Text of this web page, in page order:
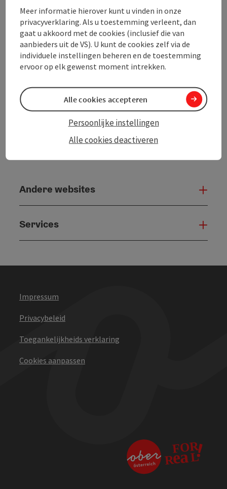
PDF aanmaken
Bijdrage printen
In de buurt
powered byTOURDATA
Andere websites
Services
Impressum
Privacybeleid
Toegankelijkheids verklaring
Cookies aanpassen
Meer informatie hierover kunt u vinden in onze
privacyverklaring. Als u toestemming verleent, dan
gaat u akkoord met de cookies (inclusief die van
aanbieders uit de VS). U kunt de cookies zelf via de
individuele instellingen beheren en de toestemming
ervoor op elk gewenst moment intrekken.
Alle cookies deactiveren
Persoonlijke instellingen
Alle cookies accepteren